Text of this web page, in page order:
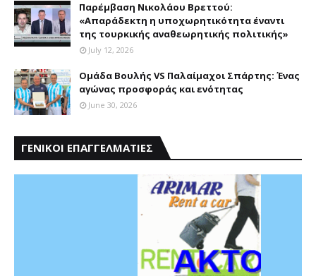
Παρέμβαση Nικολάου Bρεττού:
«Aπαράδεκτη η υποχωρητικότητα έναντι
της τουρκικής αναθεωρητικής πολιτικής»
July 12, 2026
Ομάδα Βουλής VS Παλαίμαχοι Σπάρτης: Ένας
αγώνας προσφοράς και ενότητας
June 30, 2026
ΓΕΝΙΚΟΙ ΕΠΑΓΓΕΛΜΑΤΙΕΣ